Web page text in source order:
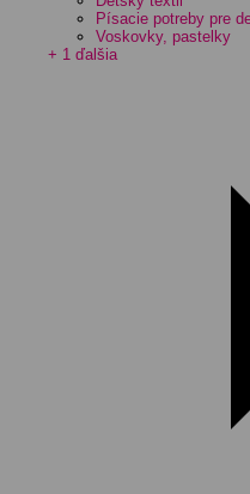
Písacie potreby pre
Voskovky, pastelky
+ 1 ďalšia